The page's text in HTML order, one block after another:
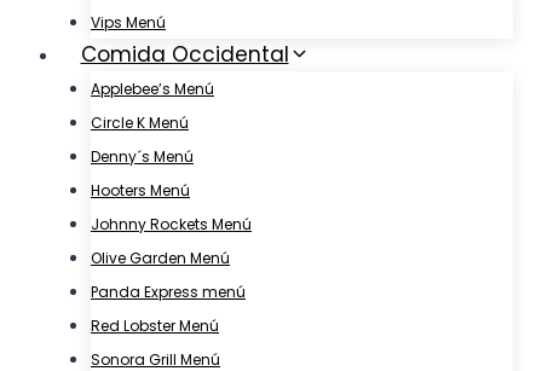
Vips Menú
Comida Occidental
Applebee’s Menú
Circle K Menú
Denny´s Menú
Hooters Menú
Johnny Rockets Menú
Olive Garden Menú
Panda Express menú
Red Lobster Menú
Sonora Grill Menú